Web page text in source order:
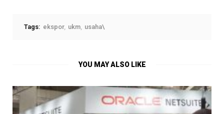
Tags: ekspor ukm usaha\
YOU MAY ALSO LIKE